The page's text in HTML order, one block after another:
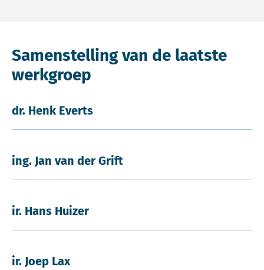
Samenstelling van de laatste
werkgroep
dr. Henk Everts
ing. Jan van der Grift
ir. Hans Huizer
ir. Joep Lax